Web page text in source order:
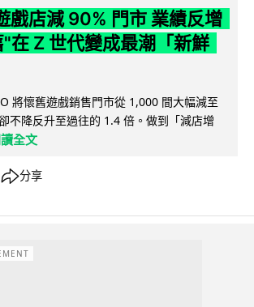
戲店減 90% 門市 業績反增
在 Z 世代變成最潮「新鮮
將懷舊遊戲銷售門市從 1,000 間大幅減至
不降反升至過往的 1.4 倍。做到「減店增
全文
分享